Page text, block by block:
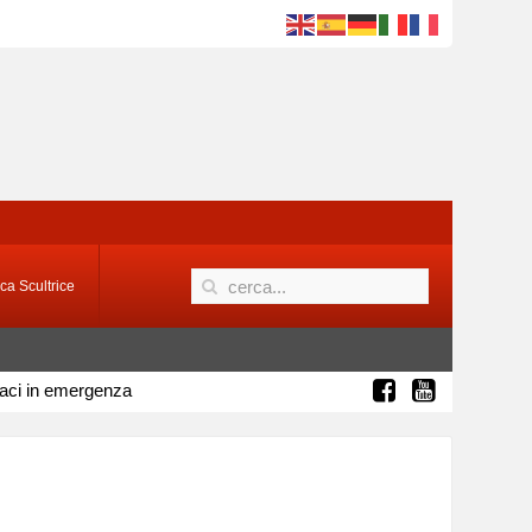
Scultrice
in emergenza